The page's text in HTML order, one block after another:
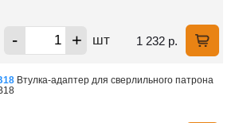
- + шт 1 232 р.
Втулка-адаптер для сверлильного патрона